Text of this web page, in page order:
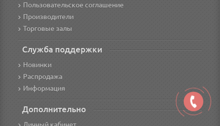
Пользовательское соглашение
Производители
Торговые залы
Служба поддержки
Новинки
Распродажа
Информация
Дополнительно